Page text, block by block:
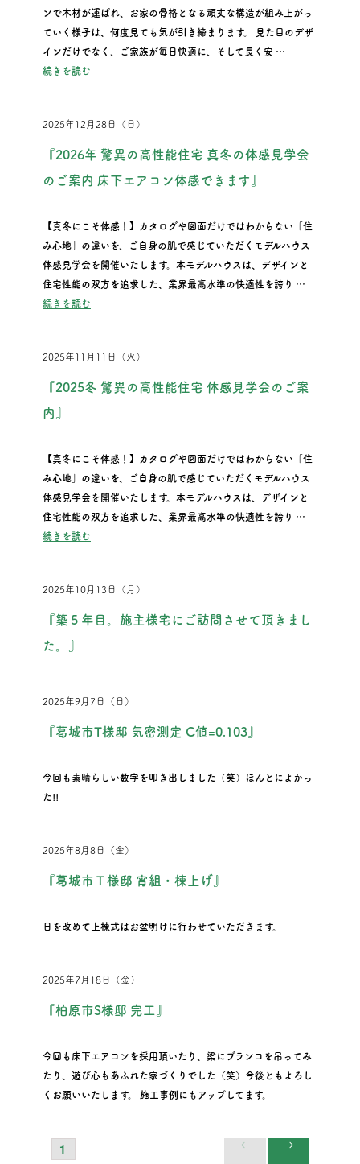
ンで木材が運ばれ、お家の骨格となる頑丈な構造が組み上がっ
ていく様子は、何度見ても気が引き締まります。 見た目のデザ
インだけでなく、ご家族が毎日快適に、そして長く安 …
続きを読む“『斑鳩町Ｙ様邸 宵組・上棟』”
2025年12月28日（日）
『2026年 驚異の高性能住宅 真冬の体感見学会
のご案内 床下エアコン体感できます』
【真冬にこそ体感！】カタログや図面だけではわからない「住
み心地」の違いを、ご自身の肌で感じていただくモデルハウス
体感見学会を開催いたします。本モデルハウスは、デザインと
住宅性能の双方を追求した、業界最高水準の快適性を誇り …
続きを読む“『2026年 驚異の高性能住宅 真冬の体感見学会のご案内 床下
2025年11月11日（火）
『2025冬 驚異の高性能住宅 体感見学会のご案
内』
【真冬にこそ体感！】カタログや図面だけではわからない「住
み心地」の違いを、ご自身の肌で感じていただくモデルハウス
体感見学会を開催いたします。本モデルハウスは、デザインと
住宅性能の双方を追求した、業界最高水準の快適性を誇り …
続きを読む“『2025冬 驚異の高性能住宅 体感見学会のご案内』”
2025年10月13日（月）
『築５年目。施主様宅にご訪問させて頂きまし
た。』
2025年9月7日（日）
『葛城市T様邸 気密測定 C値=0.103』
今回も素晴らしい数字を叩き出しました（笑）ほんとによかっ
た!!
2025年8月8日（金）
『葛城市Ｔ様邸 宵組・棟上げ』
日を改めて上棟式はお盆明けに行わせていただきます。
2025年7月18日（金）
『柏原市S様邸 完工』
今回も床下エアコンを採用頂いたり、梁にブランコを吊ってみ
たり、遊び心もあふれた家づくりでした（笑）今後ともよろし
くお願いいたします。 施工事例にもアップしてます。
投PAGE
1